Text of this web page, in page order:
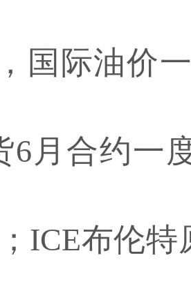
国际油价一
月合约一
ICE布伦